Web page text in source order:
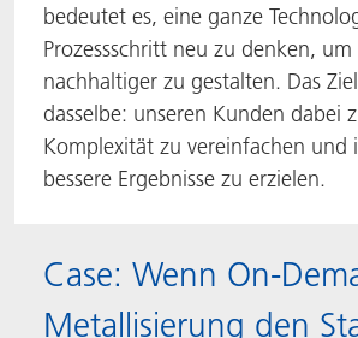
bedeutet es, eine ganze
Prozessschritt neu zu denken, um
nachhaltiger zu gestalten. Das
dasselbe: unseren Kunden dabei
Komplexität zu vereinfachen und
bessere Ergebnisse zu erzielen.
Case: Wenn On-
Metallisierung den